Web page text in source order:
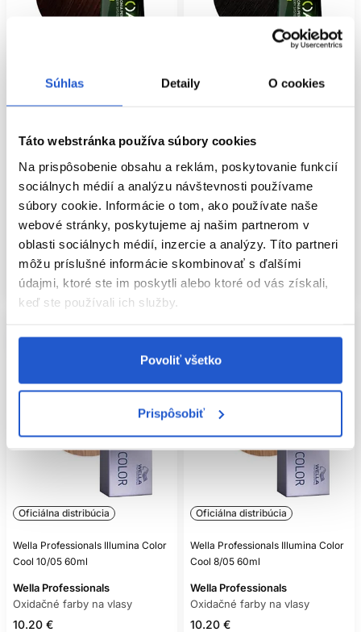
Súhlas Detaily O cookies
Táto webstránka používa súbory cookies
Na prispôsobenie obsahu a reklám, poskytovanie funkcií
sociálnych médií a analýzu návštevnosti používame
súbory cookie. Informácie o tom, ako používate naše
webové stránky, poskytujeme aj našim partnerom v
oblasti sociálnych médií, inzercie a analýzy. Títo partneri
môžu príslušné informácie skombinovať s ďalšími
údajmi, ktoré ste im poskytli alebo ktoré od vás získali,
keď ste používali ich služby.
Povoliť všetko
Prispôsobiť
permanentná farba na vlasy bez
amoniaku 5.5 60g
L'Oréal Professionnel
Oxidačné farby na vlasy
11.50 €
Skladom ㅤ
permanentná farba na vlasy bez
amoniaku 4.8 60g
L'Oréal Professionnel
Oxidačné farby na vlasy
11.50 €
Kúpiť
Skladom ㅤ
Oficiálna distribúcia
Wella Professionals Illumina Color
Cool 10/05 60ml
Wella Professionals
Oxidačné farby na vlasy
10.20 €
Oficiálna distribúcia
Wella Professionals Illumina Color
Cool 8/05 60ml
Wella Professionals
Oxidačné farby na vlasy
10.20 €